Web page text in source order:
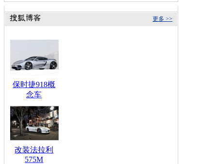
更多 >>
保时捷918概
念车
改装法拉利
575M